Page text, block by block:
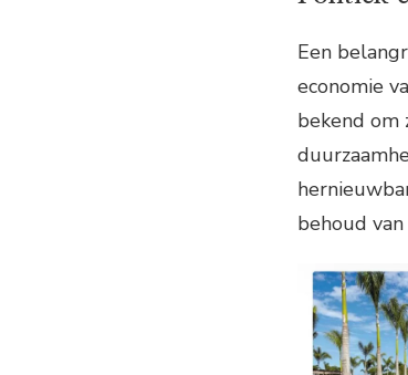
Een
economie
bekend om
behoud